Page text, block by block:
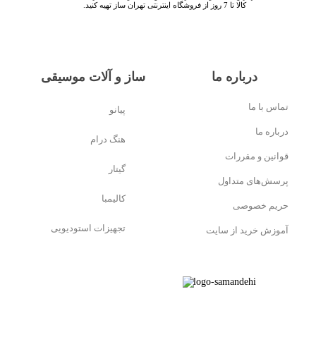
کالا تا 7 روز از فروشگاه اینترنتی تهران ساز تهیه کنید.
تماس با ما
درباره ما
قوانین و مقررات
پرسش‌های متداول
حریم خصوصی
آموزش خرید از سایت
درباره ما ساز و آلات موسیقی
پیانو
هنگ درام
گیتار
کالیمبا
تجهیزات استودیویی